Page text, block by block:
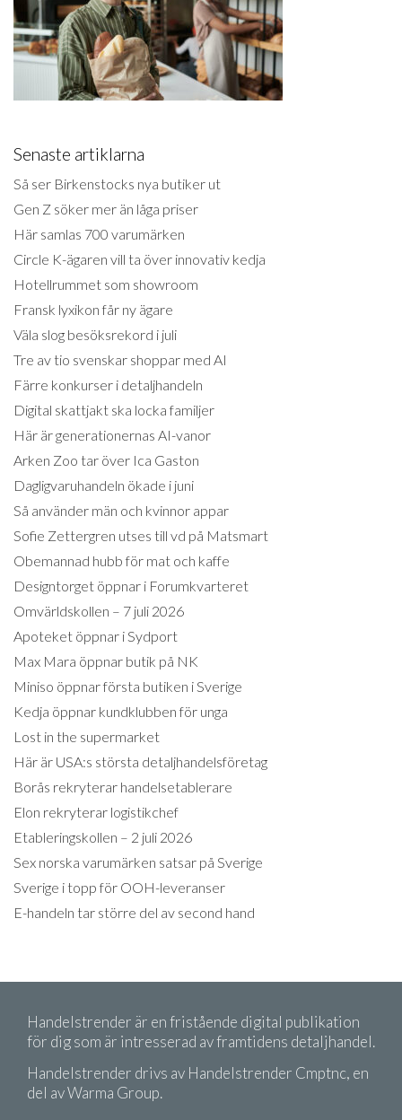
Senaste artiklarna
Så ser Birkenstocks nya butiker ut
Gen Z söker mer än låga priser
Här samlas 700 varumärken
Circle K-ägaren vill ta över innovativ kedja
Hotellrummet som showroom
Fransk lyxikon får ny ägare
Väla slog besöksrekord i juli
Tre av tio svenskar shoppar med AI
Färre konkurser i detaljhandeln
Digital skattjakt ska locka familjer
Här är generationernas AI-vanor
Arken Zoo tar över Ica Gaston
Dagligvaruhandeln ökade i juni
Så använder män och kvinnor appar
Sofie Zettergren utses till vd på Matsmart
Obemannad hubb för mat och kaffe
Designtorget öppnar i Forumkvarteret
Omvärldskollen – 7 juli 2026
Apoteket öppnar i Sydport
Max Mara öppnar butik på NK
Miniso öppnar första butiken i Sverige
Kedja öppnar kundklubben för unga
Lost in the supermarket
Här är USA:s största detaljhandelsföretag
Borås rekryterar handelsetablerare
Elon rekryterar logistikchef
Etableringskollen – 2 juli 2026
Sex norska varumärken satsar på Sverige
Sverige i topp för OOH-leveranser
E-handeln tar större del av second hand
Handelstrender är en fristående digital publikation
för dig som är intresserad av framtidens detaljhandel.
Handelstrender drivs av Handelstrender Cmptnc, en
del av Warma Group.